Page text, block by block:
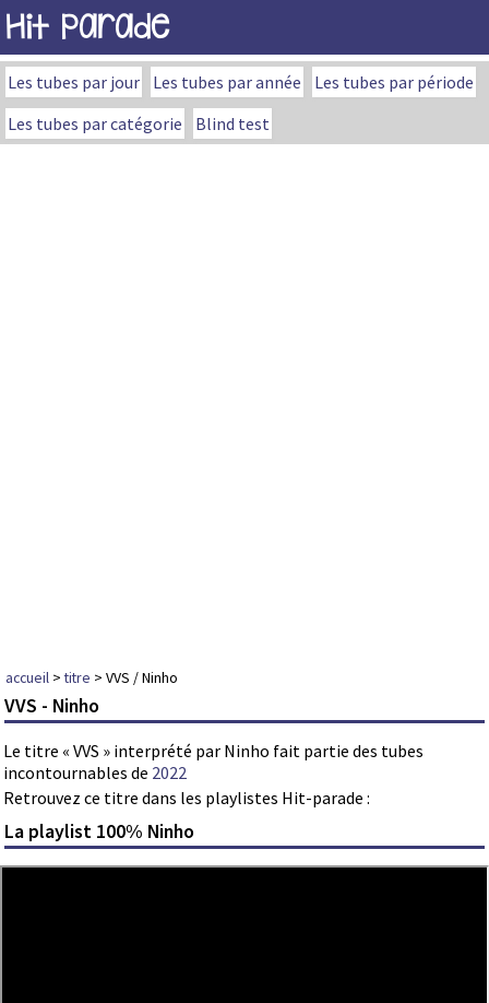
Hit Parade
Les tubes par jour Les tubes par année
Les tubes par période
Les tubes par catégorie
Blind test
accueil >titre > VVS / Ninho
VVS - Ninho
Le titre « VVS » interprété par Ninho fait partie des tubes
incontournables de 2022
Retrouvez ce titre dans les playlistes Hit-parade :
La playlist 100% Ninho